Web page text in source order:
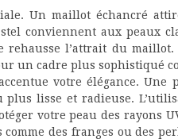
Un maillot échancré
conviennent aux peaux
rehausse l’attrait du
un cadre plus sophistiqué
votre élégance.
lisse et radieuse.
votre peau des rayons
comme des franges ou des